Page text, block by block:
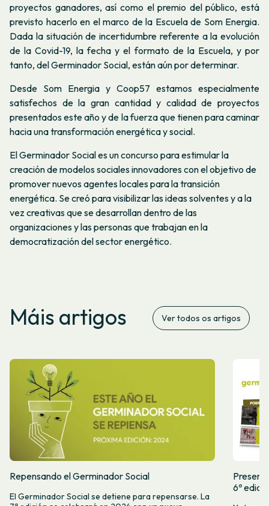
proyectos ganadores, así como el premio del público, está
previsto hacerlo en el marco de la Escuela de Som Energia.
Dada la situación de incertidumbre referente a la evolución
de la Covid-19, la fecha y el formato de la Escuela, y por
tanto, del Germinador Social, están aún por determinar.
Desde Som Energia y Coop57 estamos especialmente
satisfechos de la gran cantidad y calidad de proyectos
presentados este año y de la fuerza que tienen para caminar
hacia una transformación energética y social.
El Germinador Social es un concurso para estimular la
creación de modelos sociales innovadores con el objetivo de
promover nuevos agentes locales para la transición
energética. Se creó para visibilizar las ideas solventes y a la
vez creativas que se desarrollan dentro de las
organizaciones y las personas que trabajan en la
democratización del sector energético.
Máis artigos Ver todos os artigos
Repensando el Germinador Social
El Germinador Social se detiene para repensarse. La
6ª